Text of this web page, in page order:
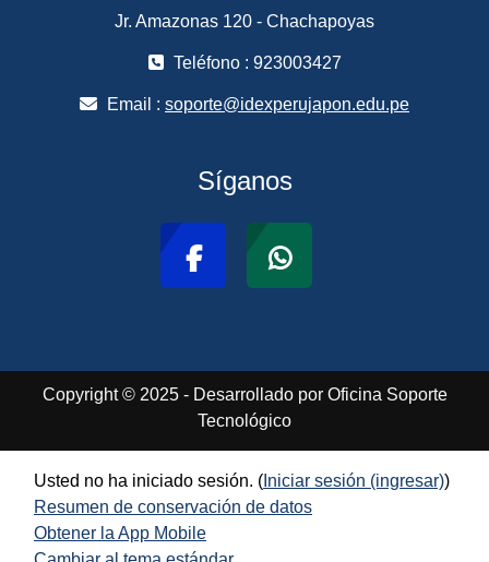
Jr. Amazonas 120 - Chachapoyas
Teléfono : 923003427
Email : soporte@idexperujapon.edu.pe
Síganos
Copyright © 2025 - Desarrollado por Oficina Soporte
Tecnológico
Usted no ha iniciado sesión. ( Iniciar sesión (ingresar))
Resumen de conservación de datos
Obtener la App Mobile